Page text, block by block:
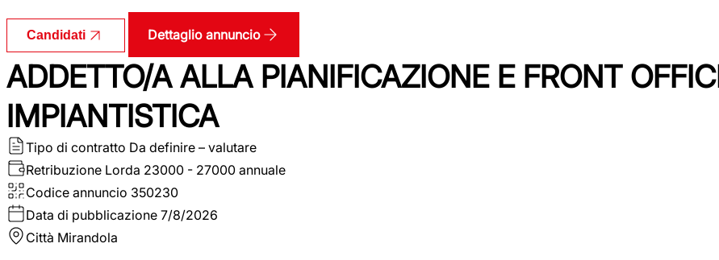
Candidati Dettaglio annuncio
ADDETTO/A ALLA PIANIFICAZIONE E FRONT
IMPIANTISTICA
Tipo di contratto Da definire – valutare
Retribuzione Lorda 23000 - 27000 annuale
Codice annuncio 350230
Data di pubblicazione 7/8/2026
Città Mirandola